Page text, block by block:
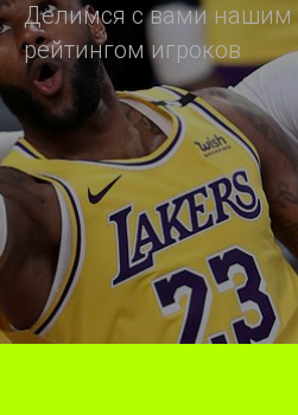
Делимся с вами нашим
рейтингом игроков